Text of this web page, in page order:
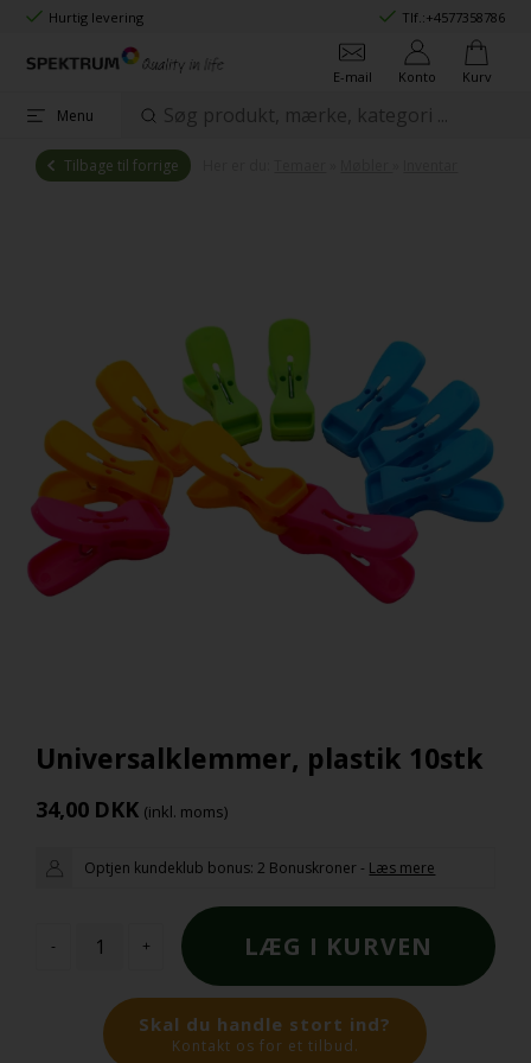
Hurtig levering Tlf.:+4577358786
E-mail Konto Kurv
Menu
Tilbage til forrige
Universalklemmer, plastik 10stk
34,00 DKK (inkl. moms)
Optjen kundeklub bonus:2 Bonuskroner - Læs mere
- +
Skal du handle stort ind?
Kontakt os for et tilbud.